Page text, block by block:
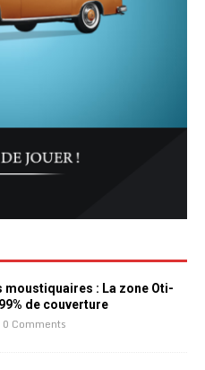
: La zone Oti-
de couverture
0 Comments